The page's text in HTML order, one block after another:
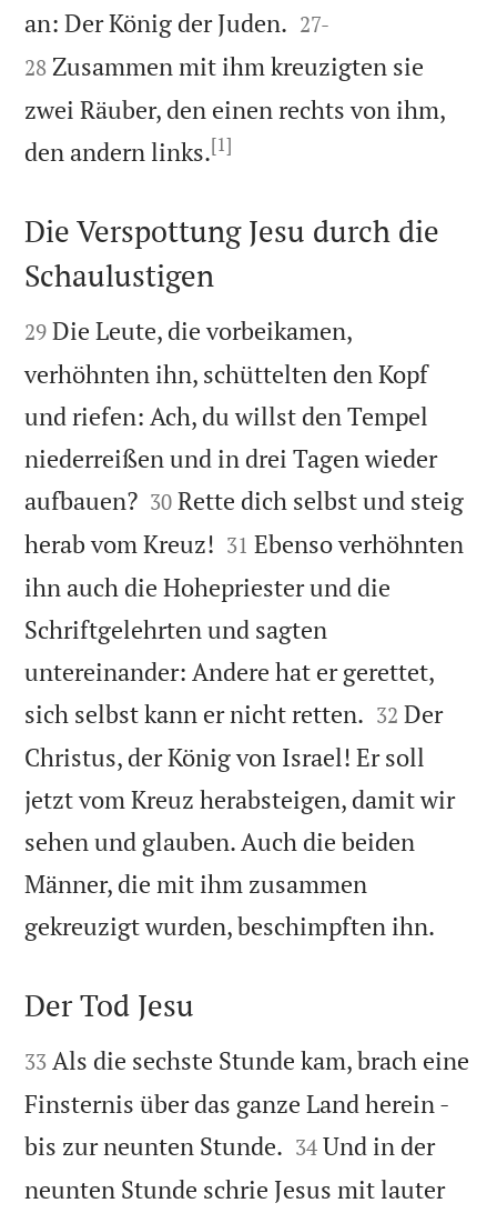
an: Der König der Juden. 

27-
28 Zusammen mit ihm kreuzigten sie
zwei Räuber, den einen rechts von ihm,
den andern links.[1]

Die Verspottung Jesu durch die
Schaulustigen

29 Die Leute, die vorbeikamen,
verhöhnten ihn, schüttelten den Kopf
und riefen: Ach, du willst den Tempel
niederreißen und in drei Tagen wieder
aufbauen?
30 Rette dich selbst und steig
herab vom Kreuz! 

31 Ebenso verhöhnten
ihn auch die Hohepriester und die
Schriftgelehrten und sagten
untereinander: Andere hat er gerettet,
sich selbst kann er nicht retten. 

32 Der
Christus, der König von Israel! Er soll
jetzt vom Kreuz herabsteigen, damit wir
sehen und glauben. Auch die beiden
Männer, die mit ihm zusammen
gekreuzigt wurden, beschimpften ihn.

Der Tod Jesu

33 Als die sechste Stunde kam, brach eine
Finsternis über das ganze Land herein -
bis zur neunten Stunde. 

34 Und in der
neunten Stunde schrie Jesus mit lauter